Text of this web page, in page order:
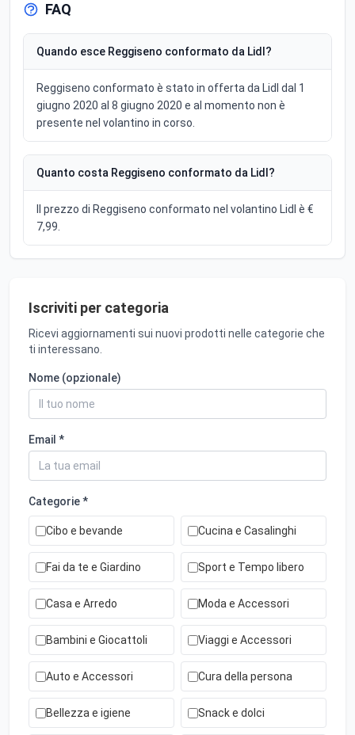
FAQ
Quando esce Reggiseno conformato da Lidl?
Reggiseno conformato è stato in offerta da Lidl dal 1
giugno 2020 al 8 giugno 2020 e al momento non è
presente nel volantino in corso.
Quanto costa Reggiseno conformato da Lidl?
Il prezzo di Reggiseno conformato nel volantino Lidl è €
7,99.
Iscriviti per categoria
Ricevi aggiornamenti sui nuovi prodotti nelle categorie che
ti interessano.
Nome (opzionale)
Email *
Categorie *
Cibo e bevande Cucina e Casalinghi
Fai da te e Giardino Sport e Tempo libero
Casa e Arredo Moda e Accessori
Bambini e Giocattoli Viaggi e Accessori
Auto e Accessori Cura della persona
Bellezza e igiene Snack e dolci